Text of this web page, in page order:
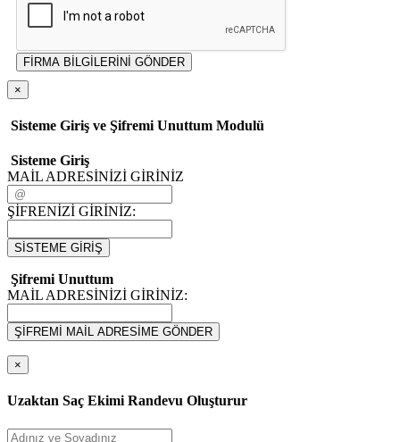
FİRMA BİLGİLERİNİ GÖNDER
×
Sisteme Giriş ve Şifremi Unuttum Modulü
Sisteme Giriş
MAİL ADRESİNİZİ GİRİNİZ
ŞİFRENİZİ GİRİNİZ:
SİSTEME GİRİŞ
Şifremi Unuttum
MAİL ADRESİNİZİ GİRİNİZ:
ŞİFREMİ MAİL ADRESİME GÖNDER
×
Uzaktan Saç Ekimi Randevu Oluşturur